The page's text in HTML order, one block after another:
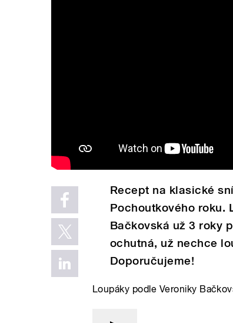
Recept na klasické
Pochoutkového roku.
Bačkovská už 3 roky
ochutná, už nechce
Doporučujeme!
Loupáky podle Veroniky